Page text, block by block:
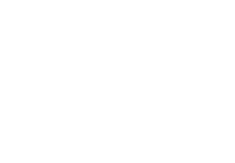
quantity.